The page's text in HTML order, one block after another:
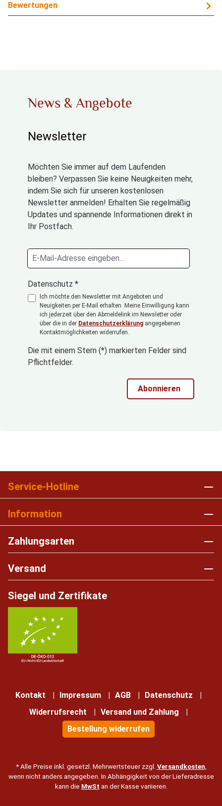
Bewertungen
News & Angebote
Newsletter
Möchten Sie immer auf dem Laufenden
bleiben? Verpassen Sie keine Neuigkeiten mehr,
indem Sie sich für unseren kostenlosen
Newsletter anmelden! Erhalten Sie regelmäßig
Updates und spannende Informationen direkt in
Ihr Postfach.
Datenschutz *
Ich möchte den Newsletter mit Angeboten und
Neuigkeiten per E-Mail erhalten. Meine Einwilligung kann
ich jederzeit über den Abmeldelink im Newsletter oder
über die in der Datenschutzerklärung angegebenen
Kontaktmöglichkeiten widerrufen.
Die mit einem Stern (*) markierten Felder sind
Pflichtfelder.
Abonnieren
Service-Hotline
Information
Zahlungsarten
Versand
Siegel und Zertifikate
Kontakt Impressum AGB
Datenschutz
Widerrufsrecht
Versand und Zahlung
Bestellung widerrufen
* Alle Preise inkl. gesetzl. Mehrwertsteuer zzgl. Versandkosten
wenn nicht anders angegeben. In Abhängigkeit von der Lieferadresse
kann die MwSt an der Kasse variieren.